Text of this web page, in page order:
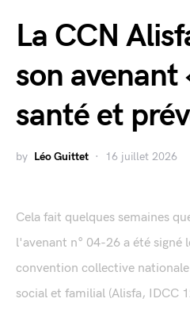
La CCN
son avenant
santé et
by Léo Guittet 16 juillet 2026
Cela fait quelques semaines
l'avenant n° 04-26 a été signé
convention collective
social et familial (Alisfa, IDCC